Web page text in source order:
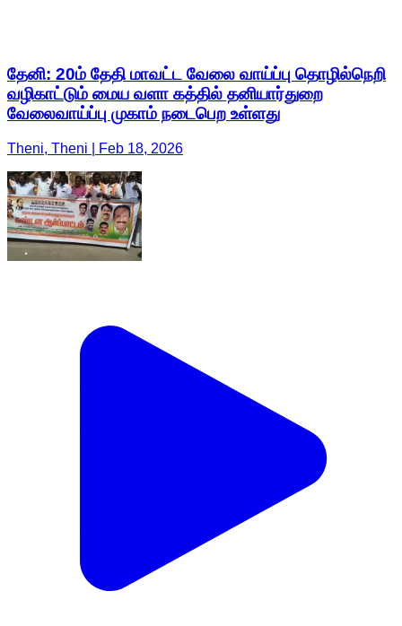
தேனி: 20ம் தேதி மாவட்ட வேலை வாய்ப்பு தொழில்நெறி
வழிகாட்டும் மைய வளா கத்தில் தனியார்துறை
வேலைவாய்ப்பு முகாம் நடைபெற உள்ளது
Theni, Theni | Feb 18, 2026